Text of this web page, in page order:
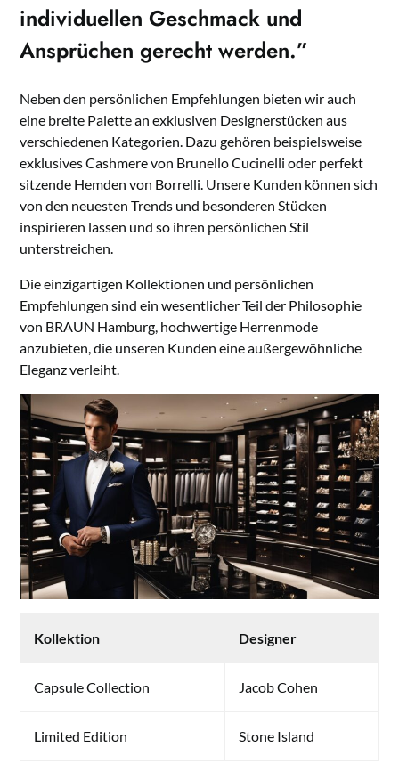
individuellen Geschmack und
Ansprüchen gerecht werden.”
Neben den persönlichen Empfehlungen bieten wir auch
eine breite Palette an exklusiven Designerstücken aus
verschiedenen Kategorien. Dazu gehören beispielsweise
exklusives Cashmere von Brunello Cucinelli oder perfekt
sitzende Hemden von Borrelli. Unsere Kunden können sich
von den neuesten Trends und besonderen Stücken
inspirieren lassen und so ihren persönlichen Stil
unterstreichen.
Die einzigartigen Kollektionen und persönlichen
Empfehlungen sind ein wesentlicher Teil der Philosophie
von BRAUN Hamburg, hochwertige Herrenmode
anzubieten, die unseren Kunden eine außergewöhnliche
Eleganz verleiht.
Kollektion Designer
Capsule Collection Jacob Cohen
Limited Edition Stone Island